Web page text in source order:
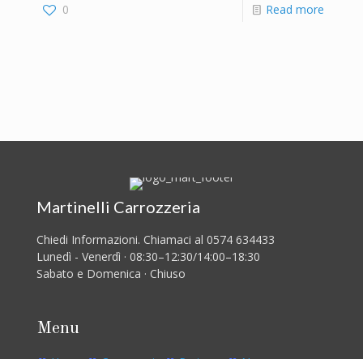
0 Read more
Martinelli Carrozzeria
Chiedi Informazioni. Chiamaci al 0574 634433
Lunedì - Venerdì · 08:30–12:30/14:00–18:30
Sabato e Domenica · Chiuso
Menu